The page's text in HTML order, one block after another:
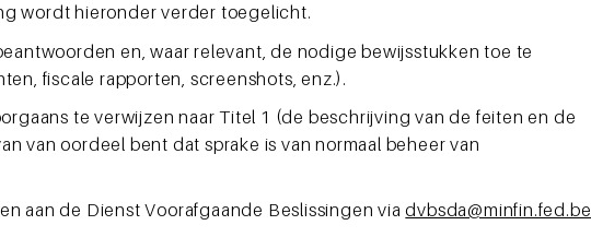
wordt hieronder verder toegelicht.
en, waar relevant, de nodige bewijsstukken toe te
fiscale rapporten, screenshots, enz.).
te verwijzen naar Titel 1 (de beschrijving van de feiten en de
van oordeel bent dat sprake is van normaal beheer van
aan de Dienst Voorafgaande Beslissingen viadvbsda@minfin.fed.be